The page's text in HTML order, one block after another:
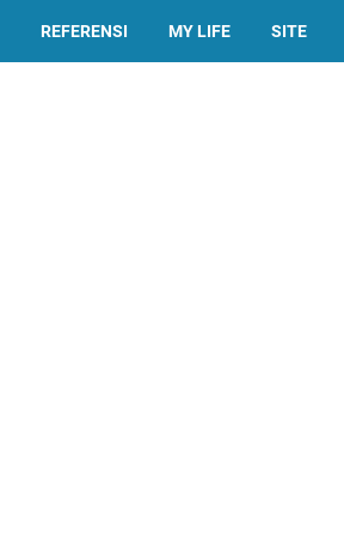
REFERENSI MY LIFE SITE